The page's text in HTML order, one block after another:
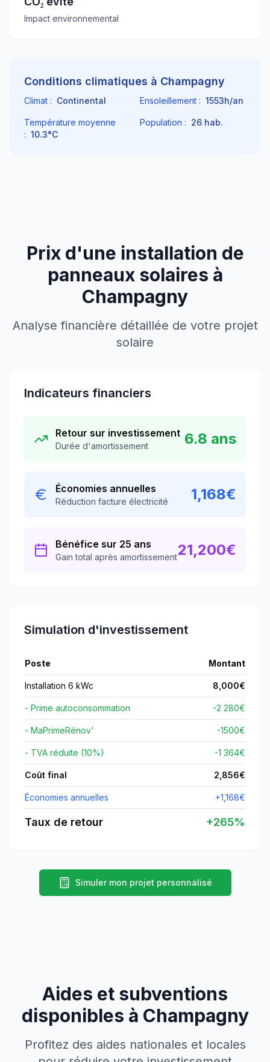
Impact environnemental
Conditions climatiques à Champagny
Climat : Continental Ensoleillement : 1553h/an
Température moyenne
: 10.3°C
Population : 26 hab.
Prix d'une installation de
panneaux solaires à
Champagny
Analyse financière détaillée de votre projet
solaire
Indicateurs financiers
Retour sur investissement
Durée d'amortissement 6.8 ans
Économies annuelles
Réduction facture électricité 1,168€
Bénéfice sur 25 ans
Gain total après amortissement21,200€
Simulation d'investissement
Poste Montant
Installation 6 kWc 8,000€
- Prime autoconsommation -2 280€
- MaPrimeRénov' -1500€
- TVA réduite (10%) -1 364€
Coût final 2,856€
Économies annuelles +1,168€
Taux de retour +265%
Simuler mon projet personnalisé
Aides et subventions
disponibles à Champagny
Profitez des aides nationales et locales